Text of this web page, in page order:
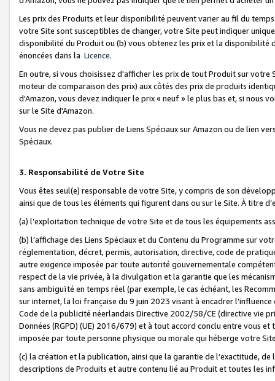
Les prix des Produits et leur disponibilité peuvent varier au fil du
votre Site sont susceptibles de changer, votre Site peut indiquer
disponibilité du Produit ou (b) vous obtenez les prix et la disponibilité
énoncées dans la Licence.
En outre, si vous choisissez d'afficher les prix de tout Produit sur
moteur de comparaison des prix) aux côtés des prix de produits
d'Amazon, vous devez indiquer le prix « neuf » le plus bas et, si nous
sur le Site d'Amazon.
Vous ne devez pas publier de Liens Spéciaux sur Amazon ou de lien
Spéciaux.
3. Responsabilité de Votre Site
Vous êtes seul(e) responsable de votre Site, y compris de son
ainsi que de tous les éléments qui figurent dans ou sur le Site. À titre
(a) l’exploitation technique de votre Site et de tous les équipements
(b) l’affichage des Liens Spéciaux et du Contenu du Programme sur
réglementation, décret, permis, autorisation, directive, code de
autre exigence imposée par toute autorité gouvernementale
respect de la vie privée, à la divulgation et la garantie que les
sans ambiguïté en temps réel (par exemple, le cas échéant, les
sur internet, la loi française du 9 juin 2023 visant à encadrer
Code de la publicité néerlandais Directive 2002/58/CE (directive vie
Données (RGPD) (UE) 2016/679) et à tout accord conclu entre vous
imposée par toute personne physique ou morale qui héberge votre
(c) la création et la publication, ainsi que la garantie de l’exactitude,
descriptions de Produits et autre contenu lié au Produit et toutes les